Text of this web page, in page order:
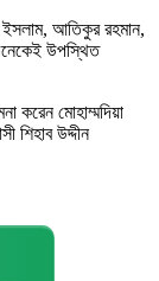
ইসলাম, আতিকুর রহমান,
উপস্থিত
করেন মোহাম্মদিয়া
শিহাব উদ্দীন